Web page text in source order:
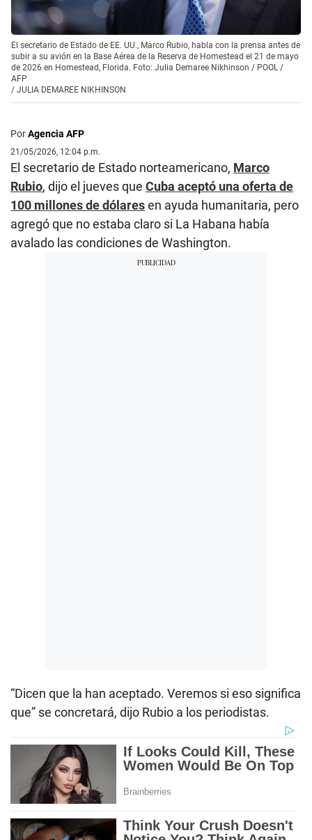
El secretario de Estado de EE. UU., Marco Rubio, habla con la prensa antes de
subir a su avión en la Base Aérea de la Reserva de Homestead el 21 de mayo
de 2026 en Homestead, Florida. Foto: Julia Demaree Nikhinson / POOL /
AFP
/ JULIA DEMAREE NIKHINSON
PorAgencia AFP
21/05/2026, 12:04 p.m.
El secretario de Estado norteamericano, Marco
Rubio, dijo el jueves que Cuba aceptó una oferta de
100 millones de dólaresen ayuda humanitaria, pero
agregó que no estaba claro si La Habana había
avalado las condiciones de Washington.
“Dicen que la han aceptado. Veremos si eso significa
que” se concretará, dijo Rubio a los periodistas.